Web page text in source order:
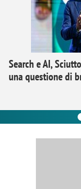
Search e AI,
una questione di